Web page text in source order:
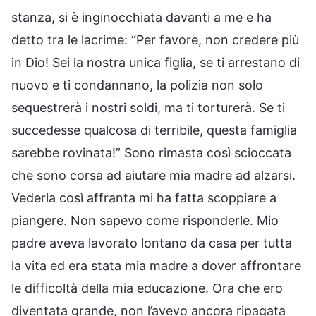
stanza, si è inginocchiata davanti a me e ha
detto tra le lacrime: “Per favore, non credere più
in Dio! Sei la nostra unica figlia, se ti arrestano di
nuovo e ti condannano, la polizia non solo
sequestrerà i nostri soldi, ma ti torturerà. Se ti
succedesse qualcosa di terribile, questa famiglia
sarebbe rovinata!” Sono rimasta così scioccata
che sono corsa ad aiutare mia madre ad alzarsi.
Vederla così affranta mi ha fatta scoppiare a
piangere. Non sapevo come risponderle. Mio
padre aveva lavorato lontano da casa per tutta
la vita ed era stata mia madre a dover affrontare
le difficoltà della mia educazione. Ora che ero
diventata grande, non l’avevo ancora ripagata